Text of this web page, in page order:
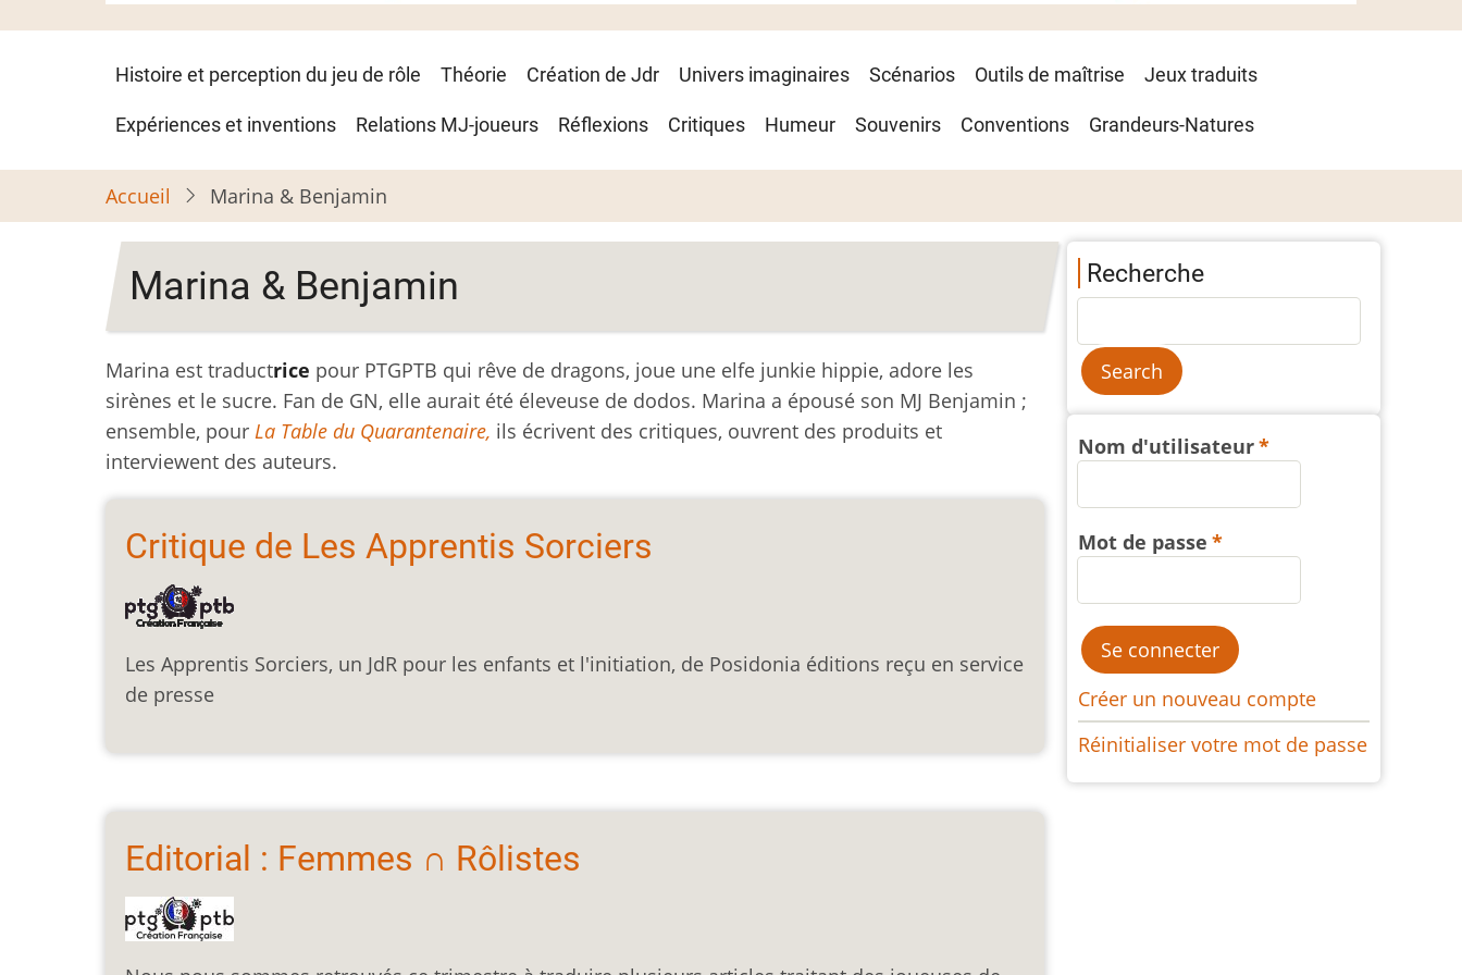
Navigation
principale
Histoire et perception du jeu de rôle Théorie Création de Jdr Univers imaginaires Scénarios Outils de maîtrise Jeux traduits
Expériences et inventions Relations MJ-joueurs Réflexions Critiques Humeur Souvenirs Conventions Grandeurs-Natures
Accueil Marina & Benjamin
Marina & Benjamin
Marina est traductrice pour PTGPTB qui rêve de dragons, joue une elfe junkie hippie, adore les
sirènes et le sucre. Fan de GN, elle aurait été éleveuse de dodos. Marina a épousé son MJ Benjamin ;
ensemble, pour La Table du Quarantenaire, ils écrivent des critiques, ouvrent des produits et
interviewent des auteurs.
Critique de Les Apprentis Sorciers
Les Apprentis Sorciers, un JdR pour les enfants et l'initiation, de Posidonia éditions reçu en service
de presse
Editorial : Femmes ∩ Rôlistes
Recherche
Nom d'utilisateur
Mot de passe
Créer un nouveau compte
Réinitialiser votre mot de passe